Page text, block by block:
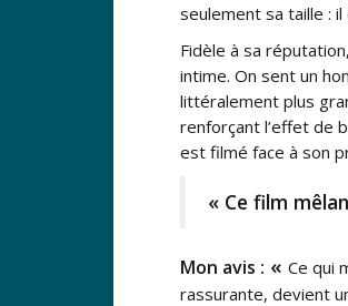
seulement sa taille :
Fidèle à sa réputation,
intime. On sent un
littéralement plus
renforçant l’effet de
est filmé face à son
« Ce film
Mon avis : « Ce qui
rassurante, devient